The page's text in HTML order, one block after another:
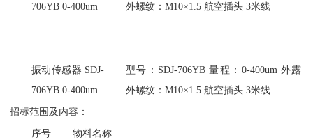
706YB 0-400um
外螺纹：M10×1.5 航空插头 3米线
振动传感器 SDJ-
706YB 0-400um
型号：SDJ-706YB 量程：0-400um 外露
外螺纹：M10×1.5 航空插头 3米线
招标范围及内容：
序号 物料名称